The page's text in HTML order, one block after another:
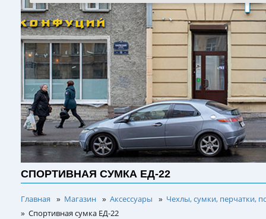
СПОРТИВНАЯ СУМКА ЕД-22
Главная » Магазин » Аксессуары » Чехлы, сумки, перчатки,
» Спортивная сумка ЕД-22